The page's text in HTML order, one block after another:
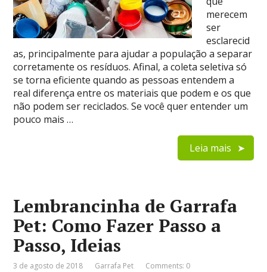
merecem
ser
esclarecid
as, principalmente para ajudar a população a separar
corretamente os resíduos. Afinal, a coleta seletiva só
se torna eficiente quando as pessoas entendem a
real diferença entre os materiais que podem e os que
não podem ser reciclados. Se você quer entender um
pouco mais …
Leia mais
Lembrancinha de Garrafa
Pet: Como Fazer Passo a
Passo, Ideias
3 de agosto de 2018 Garrafa Pet Comments: 0